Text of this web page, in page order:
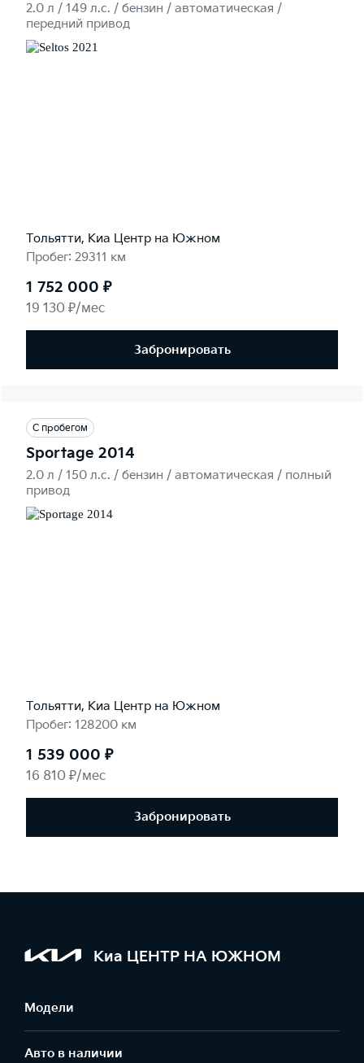
2.0 л / 149 л.c. / бензин / автоматическая /
передний привод
Тольятти, Киа Центр на Южном
Пробег: 29311 км
1 752 000 ₽
19 130 ₽/мес
Забронировать
С пробегом
Sportage 2014
2.0 л / 150 л.c. / бензин / автоматическая / полный
привод
Тольятти, Киа Центр на Южном
Пробег: 128200 км
1 539 000 ₽
16 810 ₽/мес
Забронировать
Киа ЦЕНТР НА ЮЖНОМ
Модели
Авто в наличии